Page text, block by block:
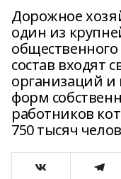
Дорожное
один из
общественного
состав входят
организаций
форм
работников
750 тысяч